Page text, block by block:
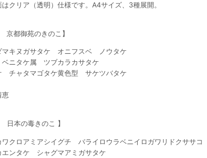
クリア（透明）仕様です。A4サイズ、3種展開。
京都御苑のきのこ】
キヌガサタケ オニフスベ ノウタケ
ニタケ属 ツブカラカサタケ
チャタマゴタケ黄色型 サケツバタケ
恵
日本の毒きのこ 】
クロアミアシイグチ バライロウラベニイロガワリドクササコ
ンタケ シャグマアミガサタケ